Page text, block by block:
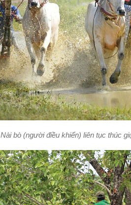
Nài bò (người điều khiển) liên tục thúc